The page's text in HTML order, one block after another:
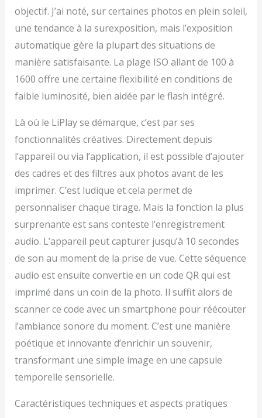
objectif. J’ai noté, sur certaines photos en plein soleil,
une tendance à la surexposition, mais l’exposition
automatique gère la plupart des situations de
manière satisfaisante. La plage ISO allant de 100 à
1600 offre une certaine flexibilité en conditions de
faible luminosité, bien aidée par le flash intégré.
Là où le LiPlay se démarque, c’est par ses
fonctionnalités créatives. Directement depuis
l’appareil ou via l’application, il est possible d’ajouter
des cadres et des filtres aux photos avant de les
imprimer. C’est ludique et cela permet de
personnaliser chaque tirage. Mais la fonction la plus
surprenante est sans conteste l’enregistrement
audio. L’appareil peut capturer jusqu’à 10 secondes
de son au moment de la prise de vue. Cette séquence
audio est ensuite convertie en un code QR qui est
imprimé dans un coin de la photo. Il suffit alors de
scanner ce code avec un smartphone pour réécouter
l’ambiance sonore du moment. C’est une manière
poétique et innovante d’enrichir un souvenir,
transformant une simple image en une capsule
temporelle sensorielle.
Caractéristiques techniques et aspects pratiques